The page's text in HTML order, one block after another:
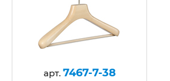
арт. 7467-7-38